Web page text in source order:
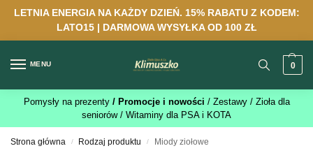
LETNIA ENERGIA NA KAŻDY DZIEŃ. 15% RABATU Z KODEM:
LATO15 | DARMOWA WYSYŁKA OD 100 ZŁ
MENU 0
Pomysły na prezenty / Promocje i nowości / Zestawy / Zioła dla
seniorów / Witaminy dla PSA i KOTA
Strona główna / Rodzaj produktu / Miody ziołowe